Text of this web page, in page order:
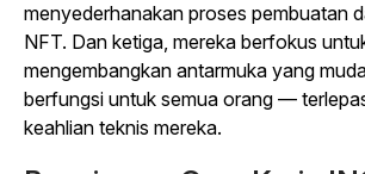
menyederhanakan proses pembuatan
NFT. Dan ketiga, mereka berfokus
mengembangkan antarmuka yang
berfungsi untuk semua orang —
keahlian teknis mereka.